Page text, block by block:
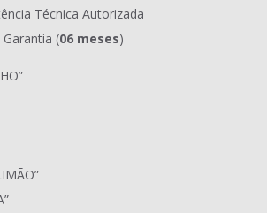
Técnica Autorizada
(06 meses)